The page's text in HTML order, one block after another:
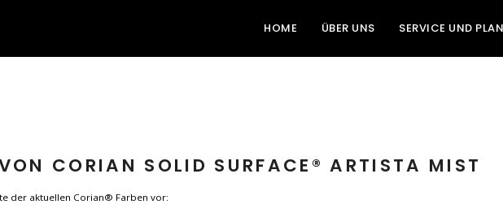
HOME ÜBER UNS SERVICE UND
CORIAN SOLID SURFACE® ARTISTA MIST
der aktuellen Corian® Farben vor: